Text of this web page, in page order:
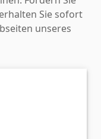
Sie sofort
unseres